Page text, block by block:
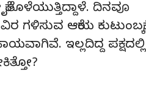
ದಿನವೂ
ಗಳಿಸುವ ಆಕೆಯ ಕುಟುಂಬಕ್ಕೆ
ಇಲ್ಲದಿದ್ದ ಪಕ್ಷದಲ್ಲಿ